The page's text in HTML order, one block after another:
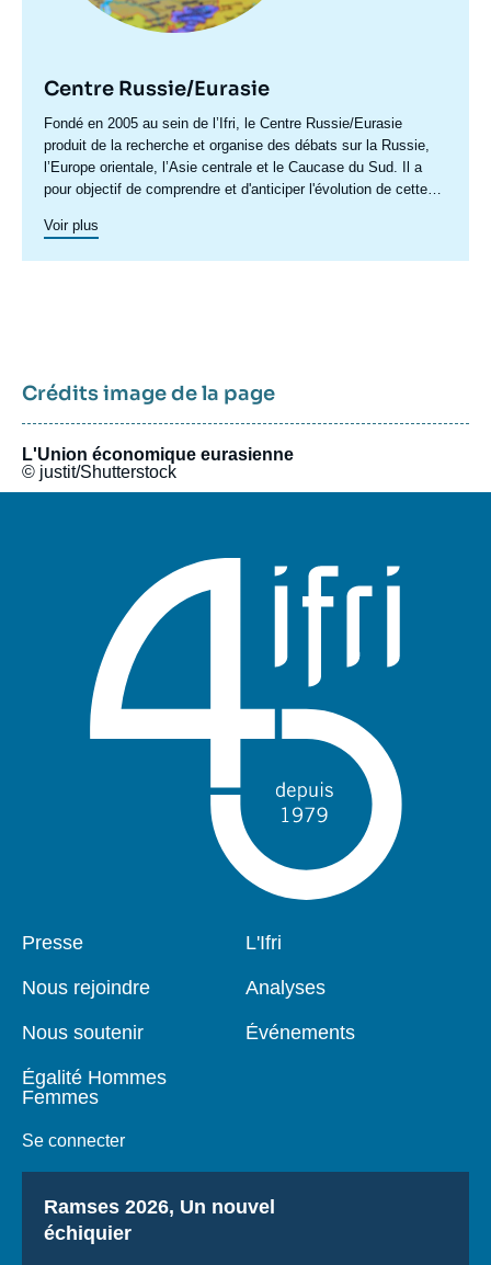
Centre Russie/Eurasie
Accroche
centre
Fondé en 2005 au sein de l’Ifri, le Centre Russie/Eurasie
produit de la recherche et organise des débats sur la Russie,
l’Europe orientale, l’Asie centrale et le Caucase du Sud. Il a
pour objectif de comprendre et d'anticiper l'évolution de cette
débat public en France et en Europe, et pour aider à la décision
Voir plus
Crédits image de la page
L'Union économique eurasienne
© justit/Shutterstock
Pied
Presse
Nous rejoindre
Nous soutenir
Égalité Hommes
Femmes
Se connecter
Navigation
L'Ifri
Analyses
Événements
Titre
Ramses 2026, Un nouvel
échiquier